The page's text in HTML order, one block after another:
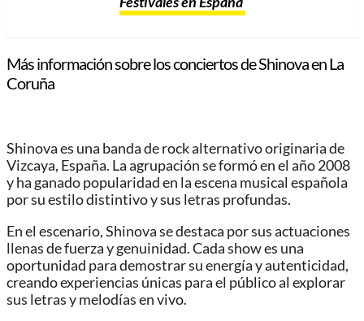
Más información sobre los conciertos de Shinova en La
Coruña
Shinova es una banda de rock alternativo originaria de
Vizcaya, España. La agrupación se formó en el año 2008
y ha ganado popularidad en la escena musical española
por su estilo distintivo y sus letras profundas.
En el escenario, Shinova se destaca por sus actuaciones
llenas de fuerza y genuinidad. Cada show es una
oportunidad para demostrar su energía y autenticidad,
creando experiencias únicas para el público al explorar
sus letras y melodías en vivo.